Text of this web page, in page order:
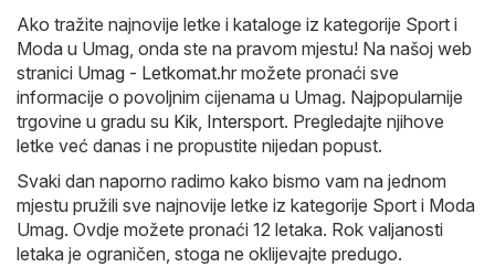
Ako tražite najnovije letke i kataloge iz kategorije Sport i
Moda u Umag, onda ste na pravom mjestu! Na našoj web
stranici Umag - Letkomat.hr možete pronaći sve
informacije o povoljnim cijenama u Umag. Najpopularnije
trgovine u gradu su Kik, Intersport. Pregledajte njihove
letke već danas i ne propustite nijedan popust.
Svaki dan naporno radimo kako bismo vam na jednom
mjestu pružili sve najnovije letke iz kategorije Sport i Moda
Umag. Ovdje možete pronaći 12 letaka. Rok valjanosti
letaka je ograničen, stoga ne oklijevajte predugo.